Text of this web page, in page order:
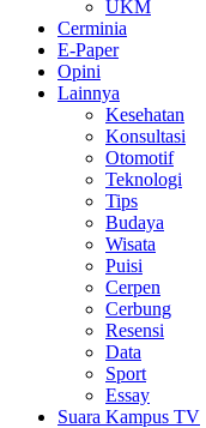
UKM
Cerminia
E-Paper
Opini
Lainnya
Kesehatan
Konsultasi
Otomotif
Teknologi
Tips
Budaya
Wisata
Puisi
Cerpen
Cerbung
Resensi
Data
Sport
Essay
Suara Kampus TV